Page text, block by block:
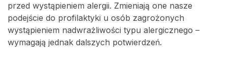
przed wystąpieniem alergii. Zmieniają one nasze
podejście do profilaktyki u osób zagrożonych
wystąpieniem nadwrażliwości typu alergicznego –
wymagają jednak dalszych potwierdzeń.